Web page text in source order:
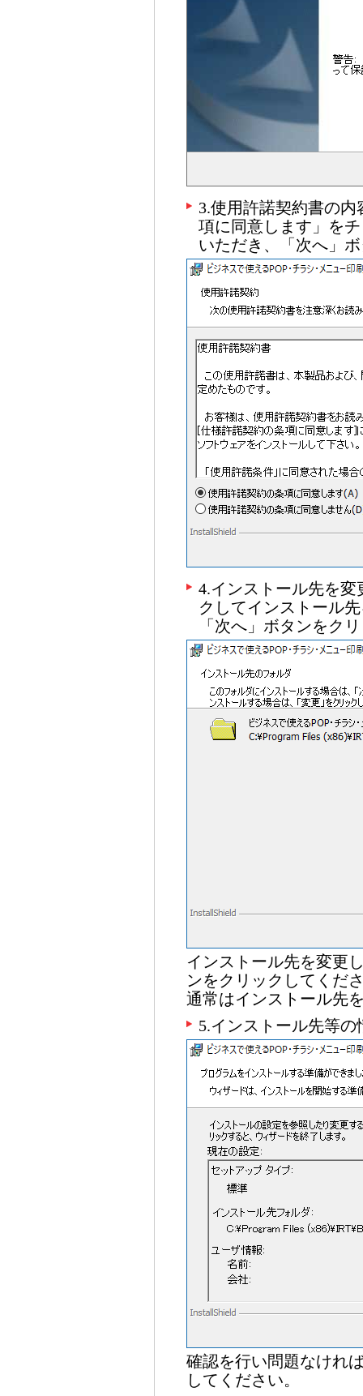
3.使用許諾契約書の
項に同意します」を
いただき、「次へ」
4.インストール先を
クしてインストール
「次へ」ボタンをク
インストール先を変更
ンをクリックしてくだ
通常はインストール先
5.インストール先等
確認を行い問題なけれ
してください。